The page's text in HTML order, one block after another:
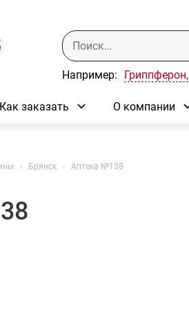
Например: Гриппферон,
Как заказать О компании
- Брянск - Аптека №138